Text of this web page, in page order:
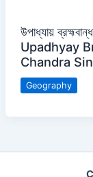
উপাধ্যায়
Upadhyay
Chandra
Geography